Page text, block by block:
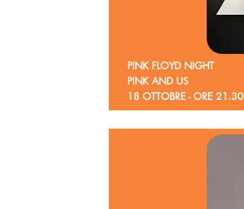
PINK FLOYD NIGHT
PINK AND US
18 OTTOBRE - ORE 21.30